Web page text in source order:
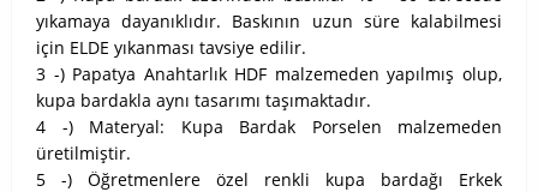
yıkamaya dayanıklıdır. Baskının uzun süre kalabilmesi
için ELDE yıkanması tavsiye edilir.
3 -) Papatya Anahtarlık HDF malzemeden yapılmış olup,
kupa bardakla aynı tasarımı taşımaktadır.
4 -) Materyal: Kupa Bardak Porselen malzemeden
üretilmiştir.
5 -) Öğretmenlere özel renkli kupa bardağı Erkek